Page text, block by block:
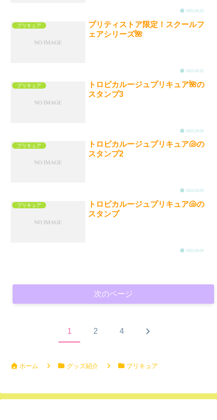
2021.04.23
プリキュア
プリティストア限定！スクールフ
ェアシリーズ🌺
2021.04.22
プリキュア
トロピカルージュプリキュア🌺の
スタンプ3
2021.04.06
プリキュア
トロピカルージュプリキュア🐚の
スタンプ2
2021.04.05
プリキュア
トロピカルージュプリキュア🐚の
スタンプ
2021.04.04
次のページ
1 2 4 次
ホーム グッズ紹介 プリキュア